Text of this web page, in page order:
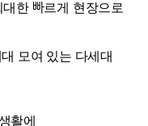
한 빠르게 현장으로
모여 있는 다세대
활에